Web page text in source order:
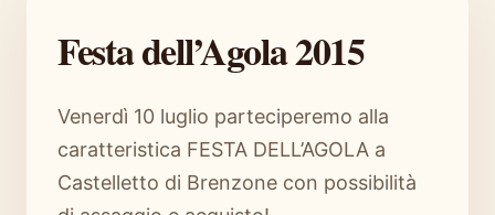
Festa dell’Agola 2015
Venerdì 10 luglio parteciperemo alla
caratteristica FESTA DELL’AGOLA a
Castelletto di Brenzone con possibilità